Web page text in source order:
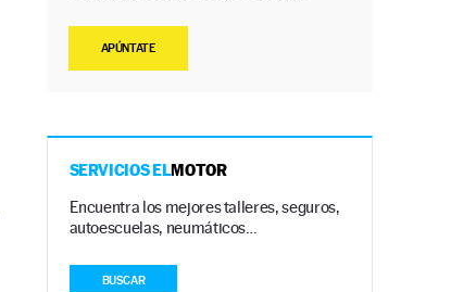
APÚNTATE
SERVICIOS ELMOTOR
Encuentra los mejores talleres, seguros,
autoescuelas, neumáticos…
BUSCAR